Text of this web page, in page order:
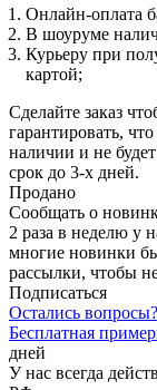
Онлайн-оплата
В шоуруме
Курьеру при
картой;
Сделайте заказ
гарантировать,
наличии и не
срок до 3-х дней.
Продано
Сообщать о
2 раза в неделю у
многие новинки
рассылки, чтобы
Подписаться
Остались вопросы?
Бесплатная
дней
У нас всегда